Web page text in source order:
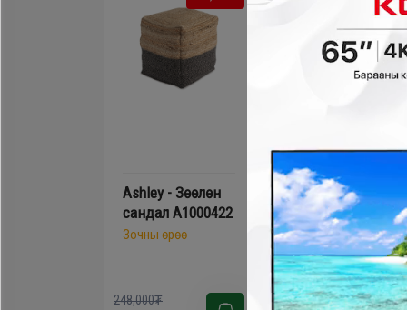
Ashley - Зөөлөн
сандал A1000422
Зочны өрөө
248,000₮
Ashley - Зөөлөн
сандал A1000420
Зочны өрөө
288,000₮